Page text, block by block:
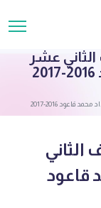
الصف الثاني عشر
الصف الثاني
قاعود